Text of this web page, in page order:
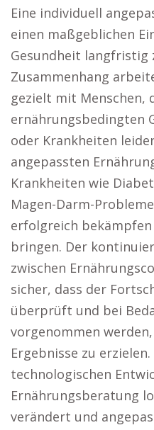
Eine individuell
einen maßgeblichen
Gesundheit langfristig
Zusammenhang
gezielt mit Menschen,
ernährungsbedingten
oder Krankheiten
angepassten
Krankheiten wie
Magen-Darm-
erfolgreich
bringen. Der
zwischen
sicher, dass der
überprüft und bei
vorgenommen
Ergebnisse zu
technologischen
Ernährungsberatung
verändert und